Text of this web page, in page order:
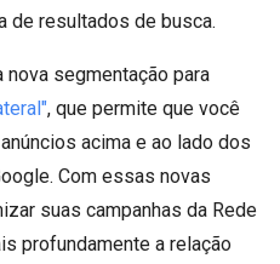
de resultados de busca.
segmentação para
, que permite que você
acima e ao lado dos
Com essas novas
suas campanhas da Rede
profundamente a relação